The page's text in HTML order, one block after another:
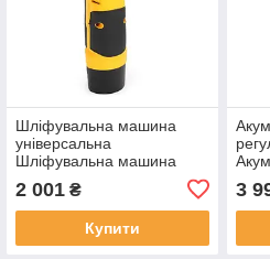
Шліфувальна машина
універсальна
Шліфувальна машина
акумуляторами Sanders
18V 2Ah, Мала
шліфувальна машина 75
мм
2 001₴
Купити
6
3